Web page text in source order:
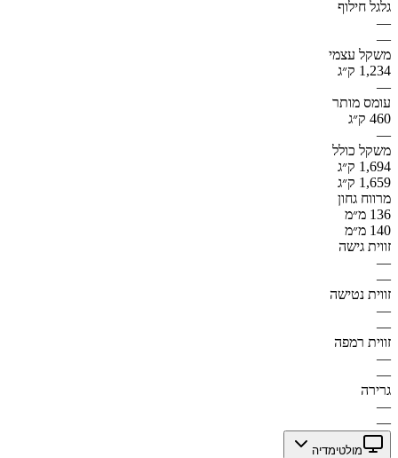
גלגל חילוף
—
—
משקל עצמי
1,234 ק״ג
—
עומס מותר
460 ק״ג
—
משקל כולל
1,694 ק״ג
1,659 ק״ג
מרווח גחון
136 מ״מ
140 מ״מ
זווית גישה
—
—
זווית נטישה
—
—
זווית רמפה
—
—
גרירה
—
—
מולטימדיה